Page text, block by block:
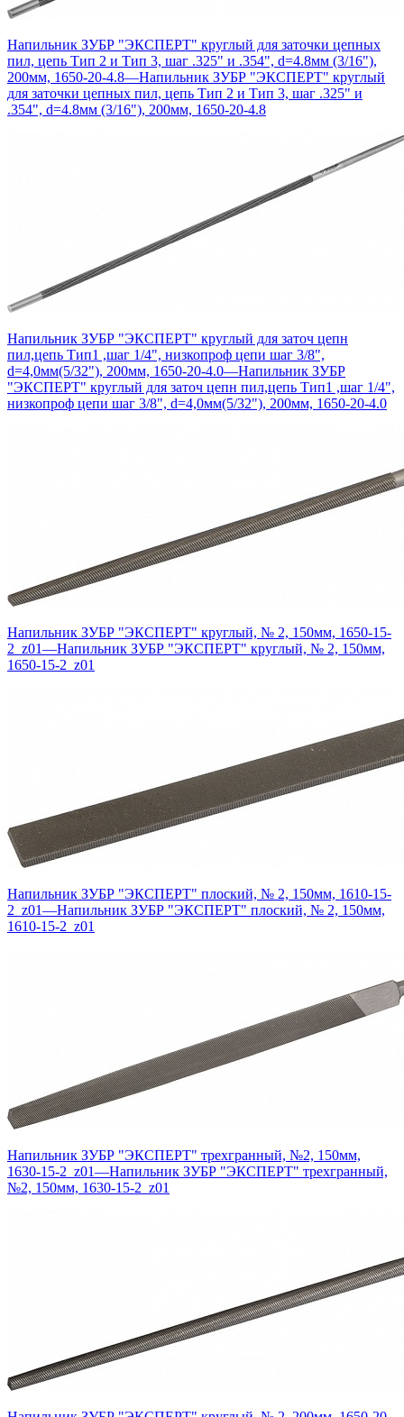
Напильник ЗУБР "ЭКСПЕРТ" круглый для заточки цепных
пил, цепь Тип 2 и Тип 3, шаг .325" и .354", d=4.8мм (3/16"),
200мм, 1650-20-4.8—Напильник ЗУБР "ЭКСПЕРТ" круглый
для заточки цепных пил, цепь Тип 2 и Тип 3, шаг .325" и
.354", d=4.8мм (3/16"), 200мм, 1650-20-4.8
Напильник ЗУБР "ЭКСПЕРТ" круглый для заточ цепн
пил,цепь Тип1 ,шаг 1/4", низкопроф цепи шаг 3/8",
d=4,0мм(5/32"), 200мм, 1650-20-4.0—Напильник ЗУБР
"ЭКСПЕРТ" круглый для заточ цепн пил,цепь Тип1 ,шаг 1/4",
низкопроф цепи шаг 3/8", d=4,0мм(5/32"), 200мм, 1650-20-4.0
Напильник ЗУБР "ЭКСПЕРТ" круглый, № 2, 150мм, 1650-15-
2_z01—Напильник ЗУБР "ЭКСПЕРТ" круглый, № 2, 150мм,
1650-15-2_z01
Напильник ЗУБР "ЭКСПЕРТ" плоский, № 2, 150мм, 1610-15-
2_z01—Напильник ЗУБР "ЭКСПЕРТ" плоский, № 2, 150мм,
1610-15-2_z01
Напильник ЗУБР "ЭКСПЕРТ" трехгранный, №2, 150мм,
1630-15-2_z01—Напильник ЗУБР "ЭКСПЕРТ" трехгранный,
№2, 150мм, 1630-15-2_z01